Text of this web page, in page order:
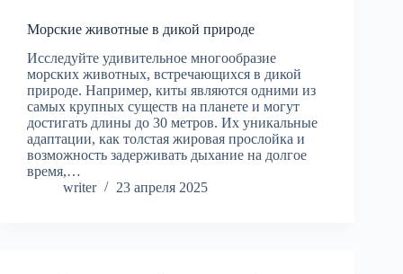
Морские животные в дикой природе
Исследуйте удивительное многообразие
морских животных, встречающихся в дикой
природе. Например, киты являются одними из
самых крупных существ на планете и могут
достигать длины до 30 метров. Их уникальные
адаптации, как толстая жировая прослойка и
возможность задерживать дыхание на долгое
время,…
writer
23 апреля 2025